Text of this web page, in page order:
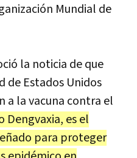
Mundial de
la noticia de que
de Estados Unidos
a la vacuna contra el
Dengvaxia, es el
para proteger